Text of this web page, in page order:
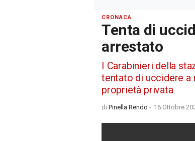
CRONACA
Tenta di
arrestato
I Carabinieri della
tentato di uccidere a
proprietà privata
di Pinella Rendo - 16 Ottobre